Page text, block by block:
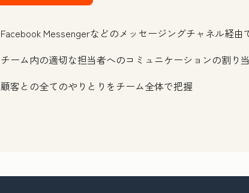
Facebook Messengerなどのメッセージングチャネル経
チーム内の適切な担当者へのコミュニケーションの割り
顧客との全てのやりとりをチーム全体で把握